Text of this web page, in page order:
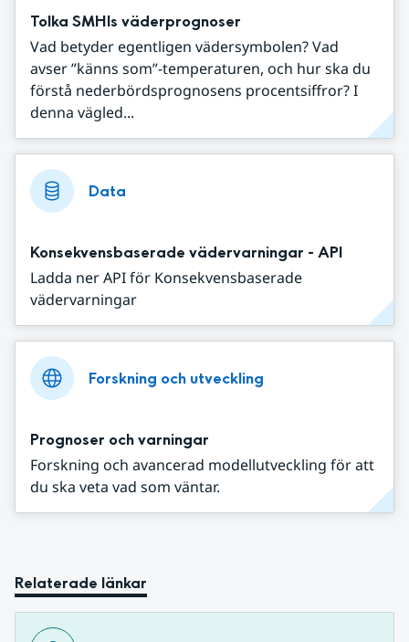
Tolka SMHIs väderprognoser
Vad betyder egentligen vädersymbolen? Vad
avser ”känns som”-temperaturen, och hur ska du
förstå nederbördsprognosens procentsiffror? I
denna vägled...
Data
Konsekvensbaserade vädervarningar - API
Ladda ner API för Konsekvensbaserade
vädervarningar
Forskning och utveckling
Prognoser och varningar
Forskning och avancerad modellutveckling för att
du ska veta vad som väntar.
Relaterade länkar